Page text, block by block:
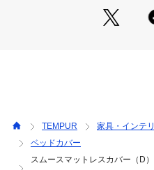
TEMPUR 家具・インテ
ベッドカバー
スムースマットレスカバー（D